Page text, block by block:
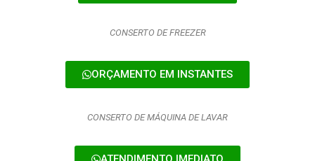
CONSERTO DE FREEZER
ORÇAMENTO EM INSTANTES
CONSERTO DE MÁQUINA DE LAVAR